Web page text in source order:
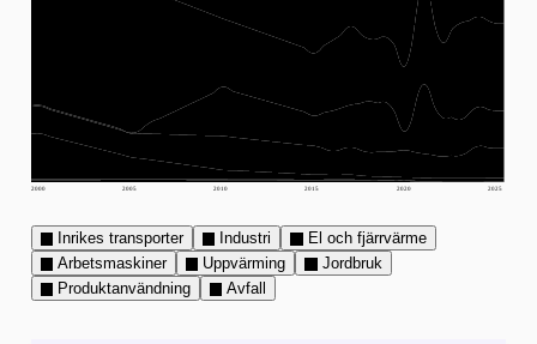
2000 2005 2010 2015 2020 2025
Inrikes transporter Industri
El och fjärrvärme
Arbetsmaskiner
Uppvärming
Jordbruk
Produktanvändning
Avfall